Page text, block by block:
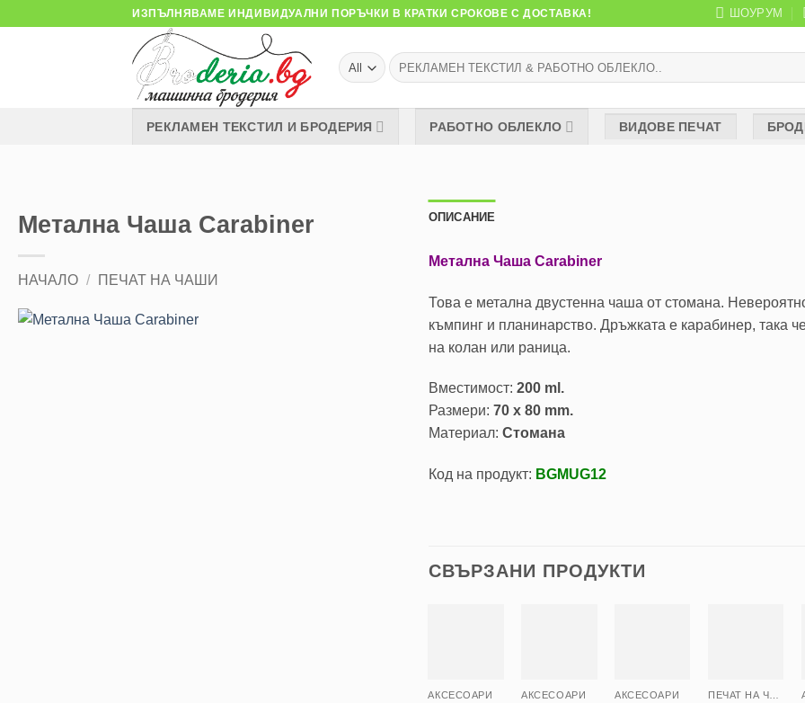
ИЗПЪЛНЯВАМЕ ИНДИВИДУАЛНИ ПОРЪЧКИ В КРАТКИ СРОКОВЕ С ДОСТАВКА! ШОУРУМ
Търсене
за:
РЕКЛАМЕН ТЕКСТИЛ И БРОДЕРИЯ РАБОТНО ОБЛЕКЛО ВИДОВЕ ПЕЧАТ
Метална Чаша Carabiner
НАЧАЛО / ПЕЧАТ НА ЧАШИ
ОПИСАНИЕ
Метална Чаша Carabiner
Това е метална двустенна чаша от стомана.
къмпинг и планинарство. Дръжката е карабинер, така
на колан или раница.
Вместимост: 200 ml.
Размери: 70 x 80 mm.
Материал: Стомана
Код на продукт: BGMUG12
СВЪРЗАНИ ПРОДУКТИ
АКСЕСОАРИ АКСЕСОАРИ АКСЕСОАРИ